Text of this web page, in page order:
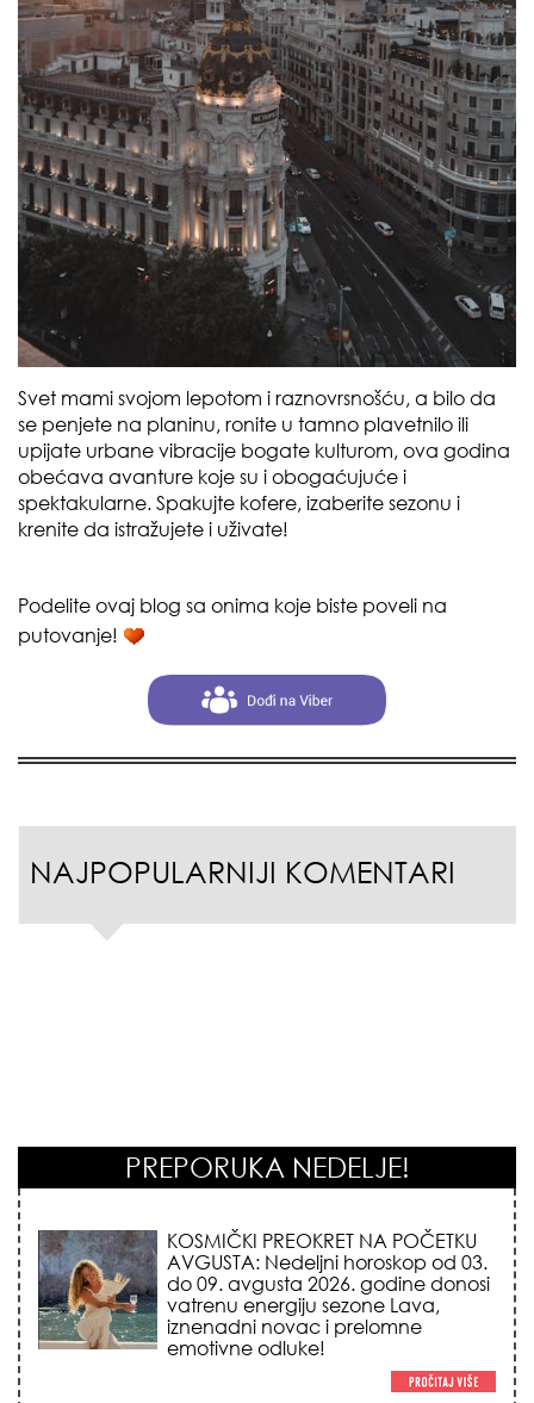
Svet mami svojom lepotom i raznovrsnošću, a bilo da
se penjete na planinu, ronite u tamno plavetnilo ili
upijate urbane vibracije bogate kulturom, ova godina
obećava avanture koje su i obogaćujuće i
spektakularne. Spakujte kofere, izaberite sezonu i
krenite da istražujete i uživate!
Podelite ovaj blog sa onima koje biste poveli na
putovanje!
NAJPOPULARNIJI KOMENTARI
PREPORUKA NEDELJE!
KOSMIČKI PREOKRET NA POČETKU
AVGUSTA: Nedeljni horoskop od 03.
do 09. avgusta 2026. godine donosi
vatrenu energiju sezone Lava,
iznenadni novac i prelomne
emotivne odluke!